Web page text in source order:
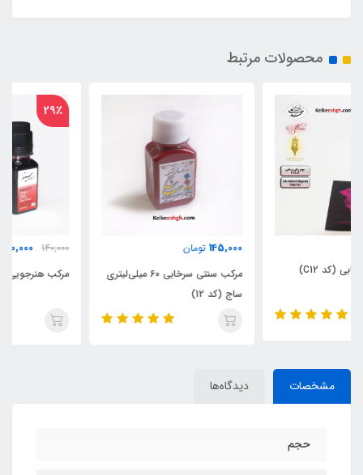
محصولات مرتبط
مرکب سنتی سرخابی 60 میلی‌لیتری
مرکب هنرجویی سینا - قرمز (Red)
مشخصات دیدگاه‌ها
حجم